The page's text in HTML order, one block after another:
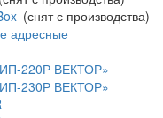
(снят с производства)
адресные
220Р ВЕКТОР»
230Р ВЕКТОР»